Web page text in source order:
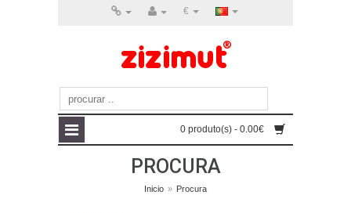
€
0 produto(s) - 0.00€
PROCURA
Inicio » Procura